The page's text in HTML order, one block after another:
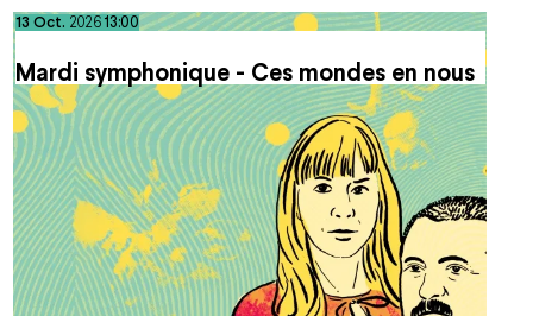
Mardi symphonique - Ces mondes en nous
13octobre
Oct. 202613:00